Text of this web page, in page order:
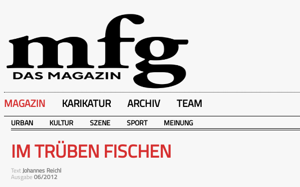
MAGAZIN KARIKATUR ARCHIV TEAM
URBAN KULTUR SZENE SPORT MEINUNG
IM TRÜBEN FISCHEN
TextJohannes Reichl
Ausgabe06/2012